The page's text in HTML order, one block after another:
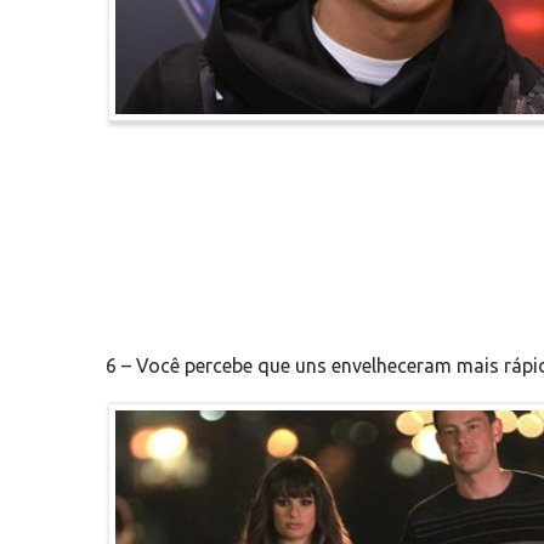
6 – Você percebe que uns envelheceram mais